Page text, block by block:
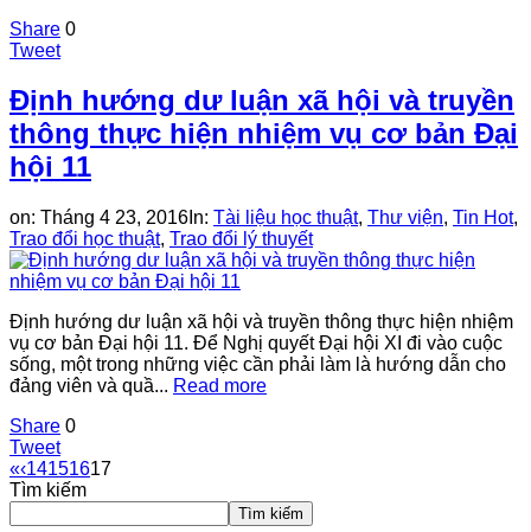
Share 0
Tweet
Định hướng dư luận xã hội và truyền
thông thực hiện nhiệm vụ cơ bản Đại
hội 11
on: Tháng 4 23, 2016 In: Tài liệu học thuật, Thư viện, Tin Hot,
Trao đổi học thuật, Trao đổi lý thuyết
Định hướng dư luận xã hội và truyền thông thực hiện nhiệm
vụ cơ bản Đại hội 11. Để Nghị quyết Đại hội XI đi vào cuộc
sống, một trong những việc cần phải làm là hướng dẫn cho
đảng viên và quầ... Read more
Share 0
Tweet
«‹14151617
Tìm kiếm
Tìm kiếm